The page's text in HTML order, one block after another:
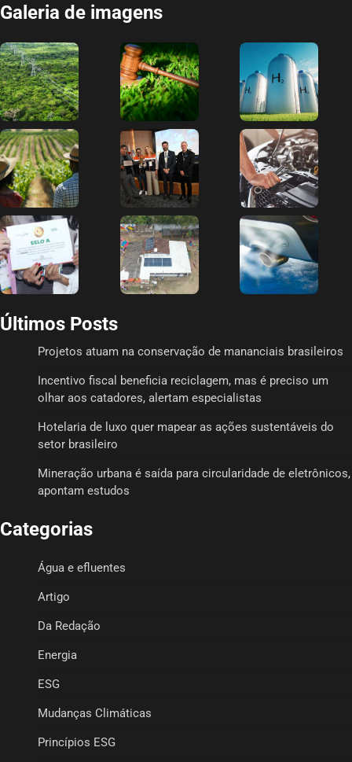
Galeria de imagens
Últimos Posts
Projetos atuam na conservação de mananciais brasileiros
Incentivo fiscal beneficia reciclagem, mas é preciso um
olhar aos catadores, alertam especialistas
Hotelaria de luxo quer mapear as ações sustentáveis do
setor brasileiro
Mineração urbana é saída para circularidade de eletrônicos,
apontam estudos
Categorias
Água e efluentes
Artigo
Da Redação
Energia
ESG
Mudanças Climáticas
Princípios ESG